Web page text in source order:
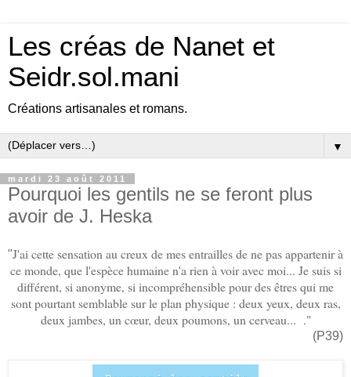
Les créas de Nanet et
Seidr.sol.mani
Créations artisanales et romans.
▼
mardi 23 août 2011
Pourquoi les gentils ne se feront plus
avoir de J. Heska
"J'ai cette sensation au creux de mes entrailles de ne pas appartenir à
ce monde, que l'espèce humaine n'a rien à voir avec moi... Je suis si
différent, si anonyme, si incompréhensible pour des êtres qui me
sont pourtant semblable sur le plan physique : deux yeux, deux ras,
deux jambes, un cœur, deux poumons, un cerveau... ."
(P39)